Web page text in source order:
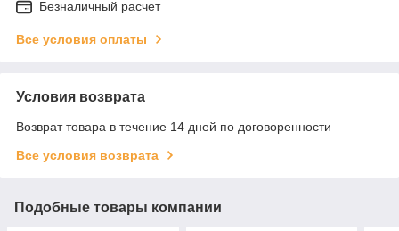
Безналичный расчет
Все условия оплаты
Условия возврата
Возврат товара в течение 14 дней по договоренности
Все условия возврата
Подобные товары компании